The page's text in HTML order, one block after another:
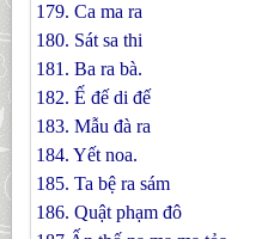
179. Ca ma ra
180. Sát sa thi
181. Ba ra bà.
182. Ế đế di đế
183. Mẫu đà ra
184. Yết noa.
185. Ta bệ ra sám
186. Quật phạm đô